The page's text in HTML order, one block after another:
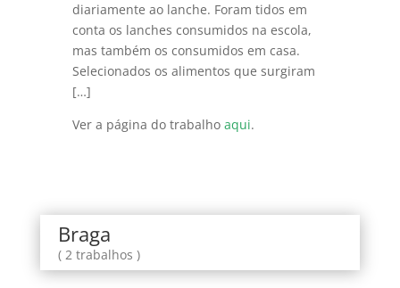
diariamente ao lanche. Foram tidos em
conta os lanches consumidos na escola,
mas também os consumidos em casa.
Selecionados os alimentos que surgiram
[…]
Ver a página do trabalho aqui.
Braga
( 2 trabalhos )